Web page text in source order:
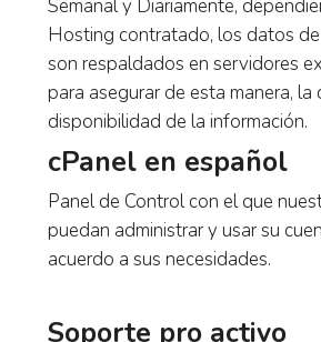
Semanal y Diariamente,
Hosting contratado, los datos
son respaldados en servidores
exclusivos, para asegurar de
continuidad y disponibilidad de
cPanel en español
Panel de Control con el que
puedan administrar y usar su